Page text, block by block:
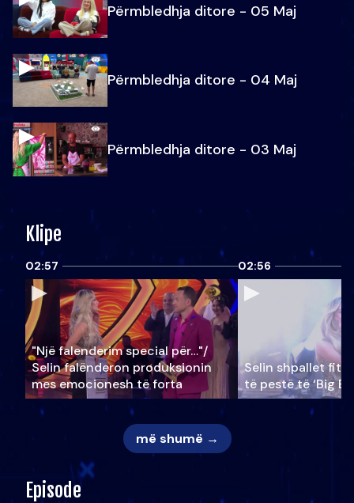
Përmbledhja ditore - 05 Maj
Përmbledhja ditore - 04 Maj
Përmbledhja ditore - 03 Maj
Klipe
02:57
"Një falenderim special për…"/
Selin falënderon produksionin
mes emocionesh të forta
02:56
Selin shpallet
të pestë të ‘Big
më shumë →
Episode